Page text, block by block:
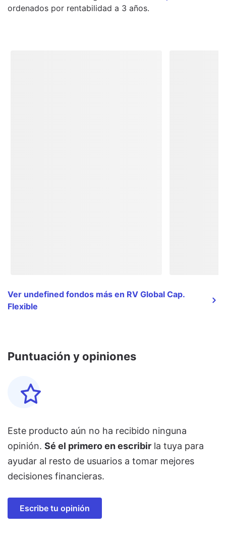
ordenados por rentabilidad a 3 años.
Ver undefined fondos más en RV Global Cap.
Flexible
Puntuación y opiniones
Este producto aún no ha recibido ninguna
opinión. Sé el primero en escribir la tuya para
ayudar al resto de usuarios a tomar mejores
decisiones financieras.
Escribe tu opinión